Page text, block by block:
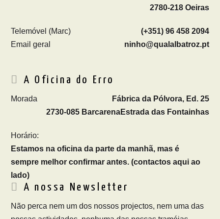
2780-218 Oeiras
Telemóvel (Marc)
(+351) 96 458 2094
Email geral
ninho@qualalbatroz.pt
A Oficina do Erro
Morada
Fábrica da Pólvora, Ed. 25
Estrada das Fontainhas
2730-085 Barcarena
Horário:
Estamos na oficina da parte da manhã, mas é
sempre melhor confirmar antes. (contactos aqui ao
lado)
A nossa Newsletter
Não perca nem um dos nossos projectos, nem uma das